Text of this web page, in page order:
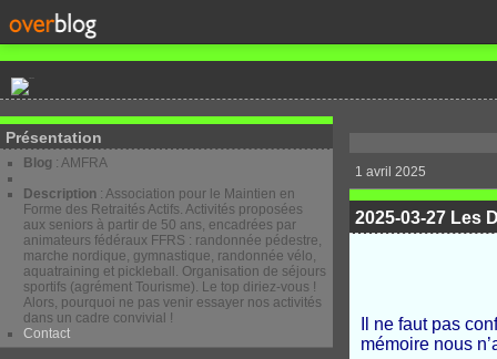
Présentation
Blog : AMFRA
Description : Association pour le Maintien en
Forme des Retraités Actifs. Activités proposées
aux seniors à partir de 50 ans, encadrées par
animateurs fédéraux FFRS : randonnée pédestre,
marche nordique, gymnastique, randonnée vélo,
aquatraining et pickleball. Organisation de séjours
sportifs (agrément Tourisme). Le top diriez-vous !
Alors, pourquoi ne pas venir essayer nos activités
dans un cadre convivial !
Contact
1 avril 2025
2025-03-27 Les
Il ne faut pas
mémoire nous